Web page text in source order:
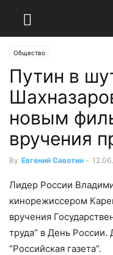
Общество
Путин в
новым
вручения
By Евгений Савотин -
Лидер России
кинорежиссером
вручения
труда” в День
“Российская газета”.